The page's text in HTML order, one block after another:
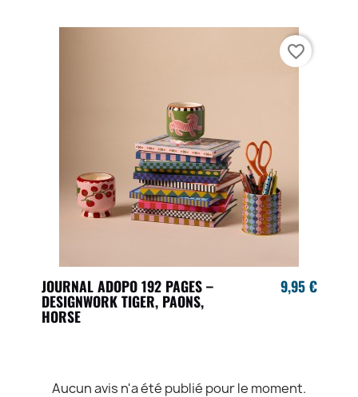
JOURNAL ADOPO 192 PAGES –
DESIGNWORK TIGER, PAONS,
HORSE
9,95 €
favorite_border
Aucun avis n'a été publié pour le moment.